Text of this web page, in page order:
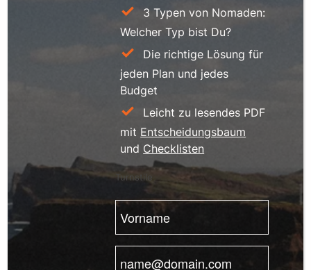
3 Typen von Nomaden:
Welcher Typ bist Du?
Die richtige Lösung für
jeden Plan und jedes
Budget
Leicht zu lesendes PDF
mit Entscheidungsbaum
und Checklisten
Turnstile
Vorname(erforderlich)
Mail(erforderlich)